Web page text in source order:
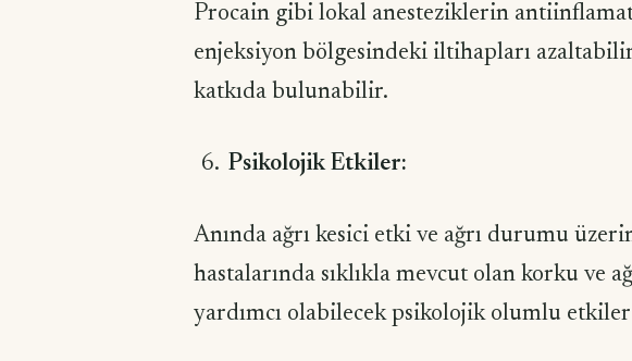
Procain gibi lokal anesteziklerin
enjeksiyon bölgesindeki iltihapları
katkıda bulunabilir.
Psikolojik Etkiler:
Anında ağrı kesici etki ve ağrı durumu
hastalarında sıklıkla mevcut olan korku ve
yardımcı olabilecek psikolojik olumlu